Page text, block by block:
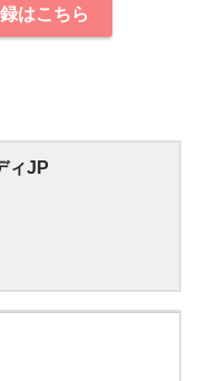
はこちら
ィJP
ィJP